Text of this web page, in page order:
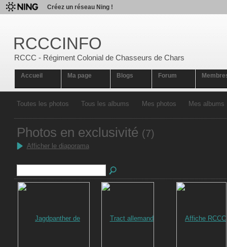
Créez un réseau Ning !
RCCCINFO
RCCC - Régiment Colonial de Chasseurs de Chars
Accueil Ma page Blogs Forum
Toutes les photos Tous les albums Mes photos Mes albums
Photos en exclusivité (7)
Afficher le diaporama